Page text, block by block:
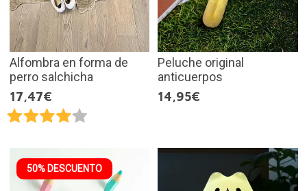
Alfombra en forma de
perro salchicha
17,47€
Peluche original
anticuerpos
14,95€
50% DESCUENTO